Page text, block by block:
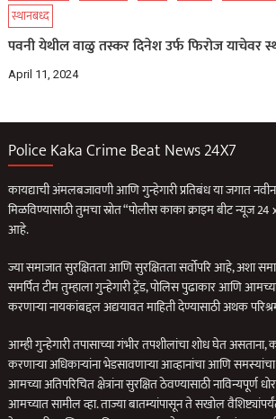
स्थानबध्द
पवनी येथील वाळु तस्कर दिनेश उर्फ फिरोज याचेवर
April 11, 2024
Police Kaka Crime Beat News 24X7
कायद्याची अंमलबजावणी आणि गुन्हेगारी प्रतिबंध या जगात
मिळविण्यासाठी तुमचा स्रोत “पोलीस काका क्राइम बीट न्यूज
आहे.
ज्या समाजात सुरक्षितता आणि सुरक्षितता सर्वोपरि आहे, अशा
समर्पित टीम तुम्हाला गुन्हेगारी ट्रेंड, पोलिस पुढाकार आणि
करणार्‍या नायकांबद्दल अद्ययावत माहिती देण्यासाठी अथक
आम्ही गुन्हेगारी तपासाच्या गंभीर तपशीलांचा शोध घेत
करणार्‍या अधिकार्‍यांना भेडसावणार्‍या आव्हानांचा आणि
आमच्या अतिपरिचित क्षेत्रांना सुरक्षित ठेवण्यासाठी नाविन्यपूर्ण
आमच्यात सामील व्हा. ताज्या बातम्यांपासून ते सखोल